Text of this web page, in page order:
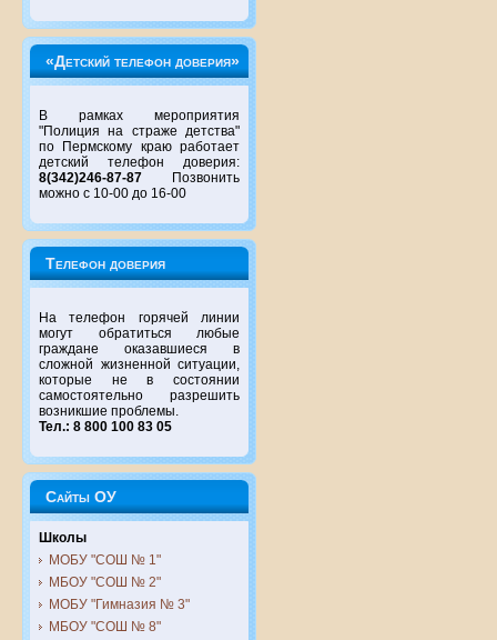
«Детский телефон доверия»
В рамках мероприятия
"Полиция на страже детства"
по Пермскому краю работает
детский телефон доверия:
8(342)246-87-87 Позвонить
можно с 10-00 до 16-00
Телефон доверия
На телефон горячей линии
могут обратиться любые
граждане оказавшиеся в
сложной жизненной ситуации,
которые не в состоянии
самостоятельно разрешить
возникшие проблемы.
Тел.: 8 800 100 83 05
Сайты ОУ
Школы
МОБУ "СОШ № 1"
МБОУ "СОШ № 2"
МОБУ "Гимназия № 3"
МБОУ "СОШ № 8"